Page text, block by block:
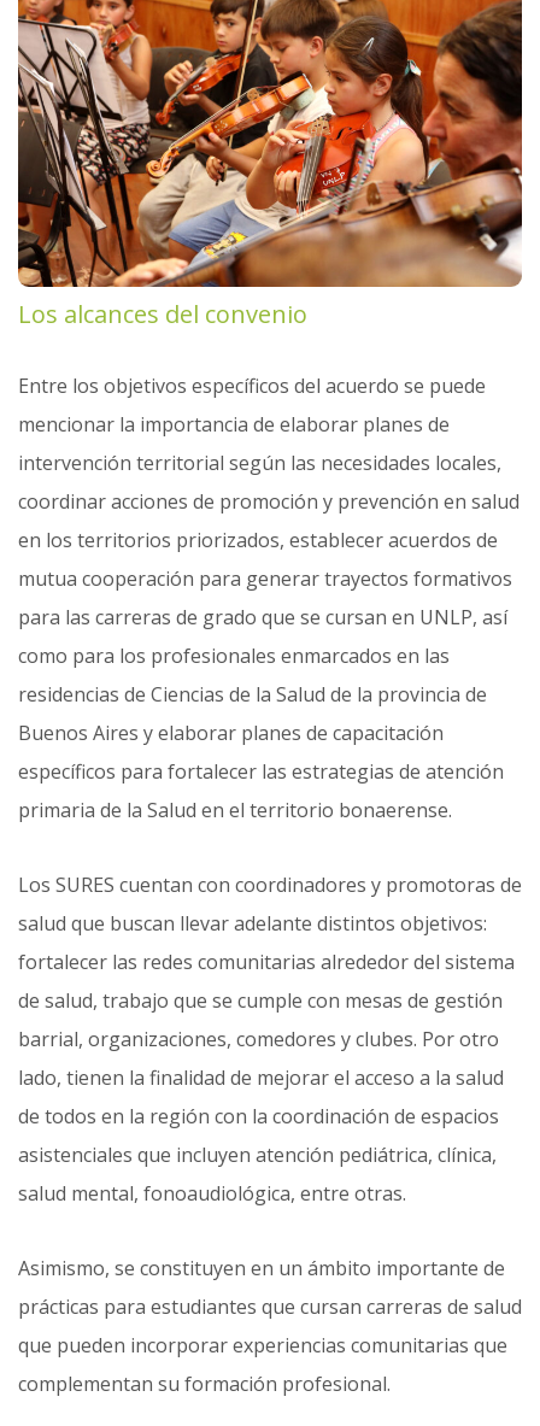
Los alcances del convenio
Entre los objetivos específicos del acuerdo se puede
mencionar la importancia de elaborar planes de
intervención territorial según las necesidades locales,
coordinar acciones de promoción y prevención en salud
en los territorios priorizados, establecer acuerdos de
mutua cooperación para generar trayectos formativos
para las carreras de grado que se cursan en UNLP, así
como para los profesionales enmarcados en las
residencias de Ciencias de la Salud de la provincia de
Buenos Aires y elaborar planes de capacitación
específicos para fortalecer las estrategias de atención
primaria de la Salud en el territorio bonaerense.
Los SURES cuentan con coordinadores y promotoras de
salud que buscan llevar adelante distintos objetivos:
fortalecer las redes comunitarias alrededor del sistema
de salud, trabajo que se cumple con mesas de gestión
barrial, organizaciones, comedores y clubes. Por otro
lado, tienen la finalidad de mejorar el acceso a la salud
de todos en la región con la coordinación de espacios
asistenciales que incluyen atención pediátrica, clínica,
salud mental, fonoaudiológica, entre otras.
Asimismo, se constituyen en un ámbito importante de
prácticas para estudiantes que cursan carreras de salud
que pueden incorporar experiencias comunitarias que
complementan su formación profesional.